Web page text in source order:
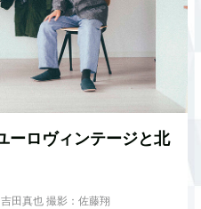
ーロヴィンテージと北
田真也 撮影：佐藤翔